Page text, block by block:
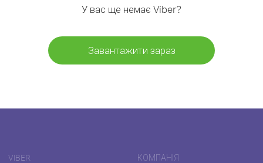
У вас ще немає Viber?
Завантажити зараз
VIBER КОМПАНІЯ